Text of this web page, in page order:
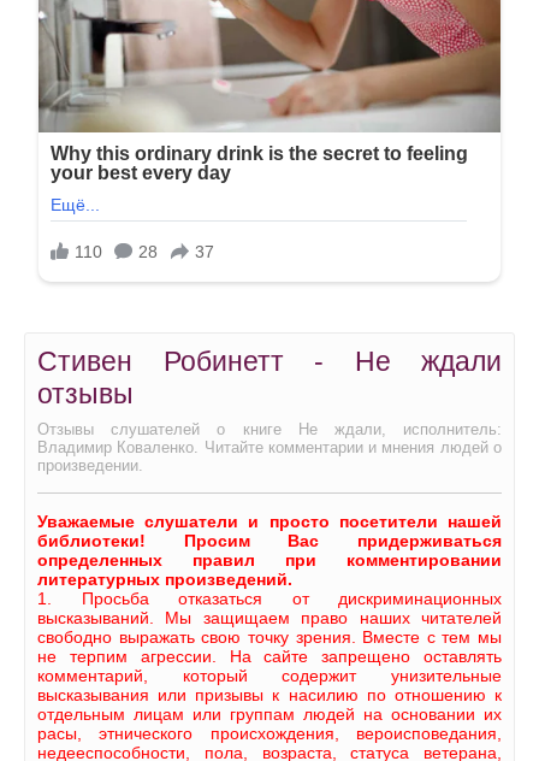
Стивен Робинетт - Не ждали
отзывы
Отзывы слушателей о книге Не ждали, исполнитель:
Владимир Коваленко. Читайте комментарии и мнения людей о
произведении.
Уважаемые слушатели и просто посетители нашей
библиотеки! Просим Вас придерживаться
определенных правил при комментировании
литературных произведений.
1. Просьба отказаться от дискриминационных
высказываний. Мы защищаем право наших читателей
свободно выражать свою точку зрения. Вместе с тем мы
не терпим агрессии. На сайте запрещено оставлять
комментарий, который содержит унизительные
высказывания или призывы к насилию по отношению к
отдельным лицам или группам людей на основании их
расы, этнического происхождения, вероисповедания,
недееспособности, пола, возраста, статуса ветерана,